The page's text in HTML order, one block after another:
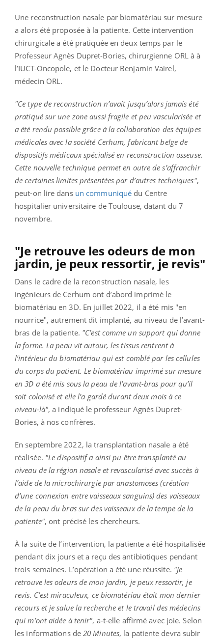
Une reconstruction nasale par biomatériau sur mesure
a alors été proposée à la patiente. Cette intervention
chirurgicale a été pratiquée en deux temps par le
Professeur Agnès Dupret-Bories, chirurgienne ORL à à
l’IUCT-Oncopole, et le Docteur Benjamin Vairel,
médecin ORL.
"Ce type de reconstruction n’avait jusqu’alors jamais été
pratiqué sur une zone aussi fragile et peu vascularisée et
a été rendu possible grâce à la collaboration des équipes
médicales avec la société Cerhum, fabricant belge de
dispositifs médicaux spécialisé en reconstruction osseuse.
Cette nouvelle technique permet en outre de s’affranchir
de certaines limites présentées par d’autres techniques",
peut-on lire dans un communiqué du Centre
hospitalier universitaire de Toulouse, datant du 7
novembre.
"Je retrouve les odeurs de mon
jardin, je peux ressortir, je revis"
Dans le cadre de la reconstruction nasale, les
ingénieurs de Cerhum ont d’abord imprimé le
biomatériau en 3D. En juillet 2022, il a été mis "en
nourrice", autrement dit implanté, au niveau de l’avant-
bras de la patiente. "C’est comme un support qui donne
la forme. La peau vit autour, les tissus rentrent à
l’intérieur du biomatériau qui est comblé par les cellules
du corps du patient. Le biomatériau imprimé sur mesure
en 3D a été mis sous la peau de l’avant-bras pour qu’il
soit colonisé et elle l’a gardé durant deux mois à ce
niveau-là", a indiqué le professeur Agnès Dupret-
Bories, à nos confrères.
En septembre 2022, la transplantation nasale a été
réalisée. "Le dispositif a ainsi pu être transplanté au
niveau de la région nasale et revascularisé avec succès à
l’aide de la microchirurgie par anastomoses (création
d’une connexion entre vaisseaux sanguins) des vaisseaux
de la peau du bras sur des vaisseaux de la tempe de la
patiente", ont précisé les chercheurs.
À la suite de l’intervention, la patiente a été hospitalisée
pendant dix jours et a reçu des antibiotiques pendant
trois semaines. L’opération a été une réussite. "Je
retrouve les odeurs de mon jardin, je peux ressortir, je
revis. C’est miraculeux, ce biomatériau était mon dernier
recours et je salue la recherche et le travail des médecins
qui m’ont aidée à tenir", a-t-elle affirmé avec joie. Selon
les informations de 20 Minutes, la patiente devra subir